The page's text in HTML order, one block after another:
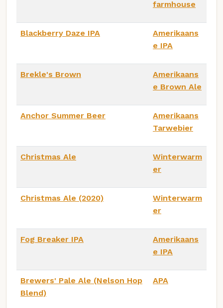
farmhouse
Blackberry Daze IPA
Amerikaans
e IPA
Brekle's Brown
Amerikaans
e Brown Ale
Anchor Summer Beer
Amerikaans
Tarwebier
Christmas Ale
Winterwarm
er
Christmas Ale (2020)
Winterwarm
er
Fog Breaker IPA
Amerikaans
e IPA
Brewers' Pale Ale (Nelson Hop
Blend)
APA